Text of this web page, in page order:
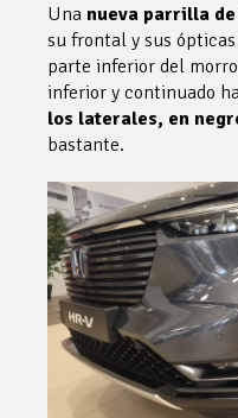
Una nueva parrilla
su frontal y sus
parte inferior del
inferior y continuado
los laterales, en
bastante.